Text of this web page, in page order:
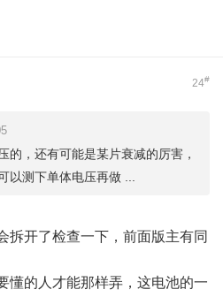
24#
的，还有可能是某片衰减的厉害，
以测下单体电压再做 ...
拆开了检查一下，前面版主有同
懂的人才能那样弄，这电池的一